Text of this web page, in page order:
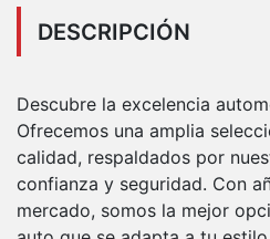
DESCRIPCIÓN
Descubre la excelencia
Ofrecemos una amplia
calidad, respaldados por
confianza y seguridad. Con
mercado, somos la mejor